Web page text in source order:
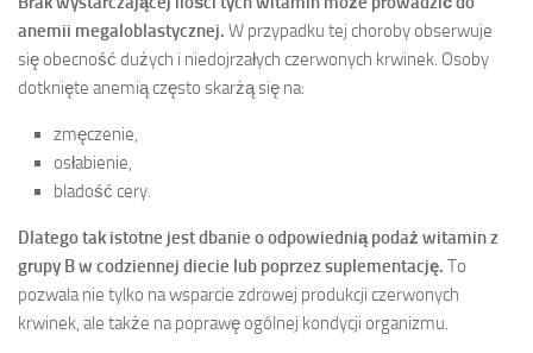
anemii megaloblastycznej. W przypadku tej choroby obserwuje
się obecność dużych i niedojrzałych czerwonych krwinek. Osoby
dotknięte anemią często skarżą się na:
zmęczenie,
osłabienie,
bladość cery.
Dlatego tak istotne jest dbanie o odpowiednią podaż witamin z
grupy B w codziennej diecie lub poprzez suplementację. To
pozwala nie tylko na wsparcie zdrowej produkcji czerwonych
krwinek, ale także na poprawę ogólnej kondycji organizmu.